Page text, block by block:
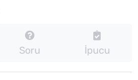
Soru İpucu